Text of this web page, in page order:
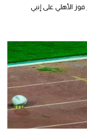
الأهلي على إنبي